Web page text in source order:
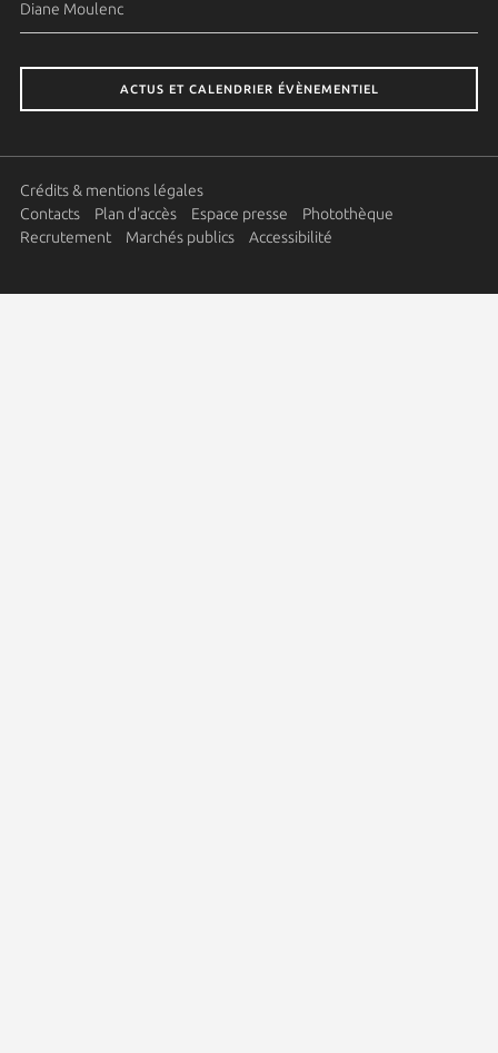
Diane Moulenc
ACTUS ET CALENDRIER ÉVÈNEMENTIEL
Crédits & mentions légales
Contacts
Plan d'accès Espace presse
Photothèque
Recrutement
Marchés publics Accessibilité